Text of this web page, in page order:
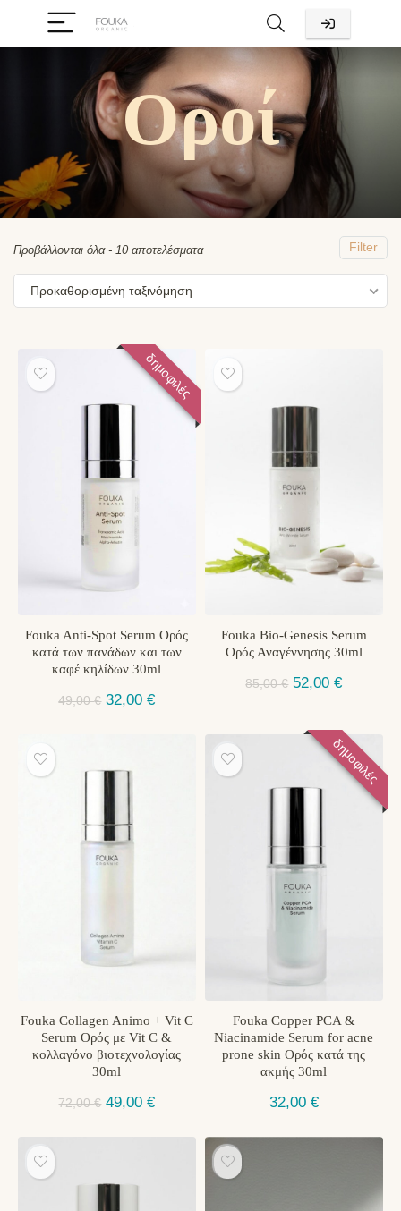
Οροί
Filter
Προβάλλονται όλα - 10 αποτελέσματα
Προκαθορισμένη ταξινόμηση
δημοφιλές
Fouka Anti-Spot Serum Ορός
κατά των πανάδων και των
καφέ κηλίδων 30ml
49,00€ Original
32,00€Η
Fouka Bio-Genesis Serum
Ορός Αναγέννησης 30ml
85,00€ Original
85,00 €.
52,00€Η
είναι:
52,00 €.
Fouka Collagen Animo + Vit C
Serum Oρός με Vit C &
κολλαγόνο βιοτεχνολογίας
30ml
72,00€ Original
was:
49,00€Η
τιμή
δημοφιλές
Fouka Copper PCA &
Niacinamide Serum for acne
prone skin Ορός κατά της
ακμής 30ml
32,00 €